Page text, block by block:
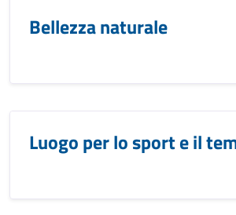
Bellezza naturale
Luogo per lo sport e il